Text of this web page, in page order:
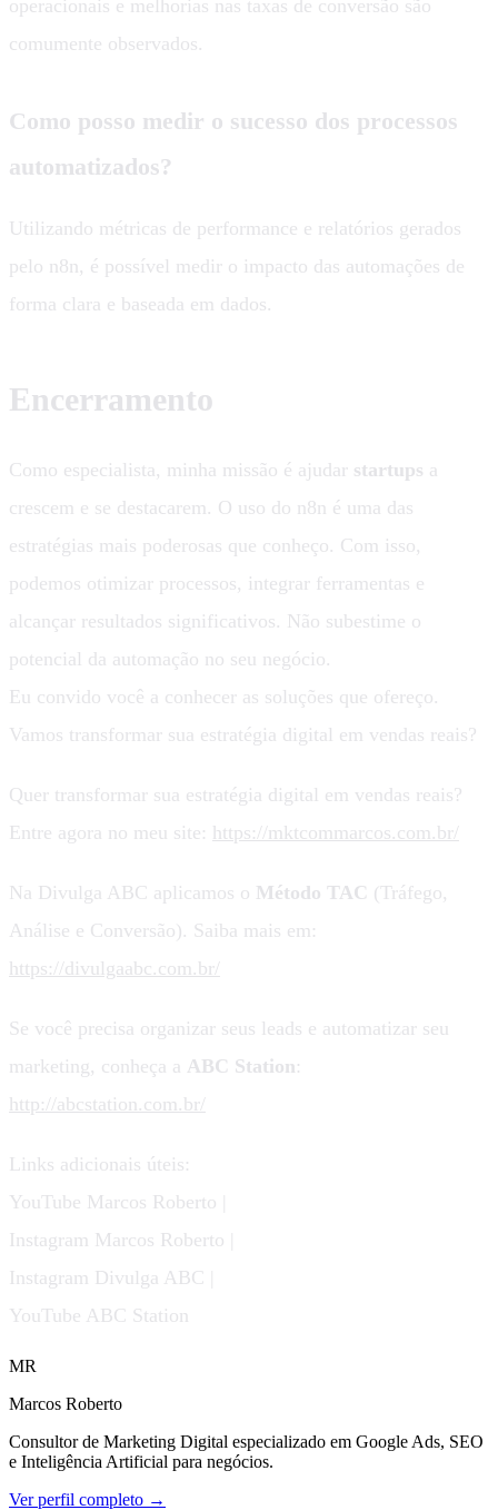
operacionais e melhorias nas taxas de conversão são
comumente observados.
Como posso medir o sucesso dos processos
automatizados?
Utilizando métricas de performance e relatórios gerados
pelo n8n, é possível medir o impacto das automações de
forma clara e baseada em dados.
Encerramento
Como especialista, minha missão é ajudar startups a
crescem e se destacarem. O uso do n8n é uma das
estratégias mais poderosas que conheço. Com isso,
podemos otimizar processos, integrar ferramentas e
alcançar resultados significativos. Não subestime o
potencial da automação no seu negócio.
Eu convido você a conhecer as soluções que ofereço.
Vamos transformar sua estratégia digital em vendas reais?
Quer transformar sua estratégia digital em vendas reais?
Entre agora no meu site: https://mktcommarcos.com.br/
Na Divulga ABC aplicamos o Método TAC (Tráfego,
Análise e Conversão). Saiba mais em:
https://divulgaabc.com.br/
Se você precisa organizar seus leads e automatizar seu
marketing, conheça a ABC Station:
http://abcstation.com.br/
Links adicionais úteis:
YouTube Marcos Roberto |
Instagram Marcos Roberto |
Instagram Divulga ABC |
YouTube ABC Station
MR
Marcos Roberto
Consultor de Marketing Digital especializado em Google Ads, SEO
e Inteligência Artificial para negócios.
Ver perfil completo →